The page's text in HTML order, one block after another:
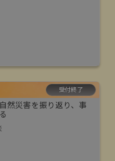
受付終了
然災害を振り返り、事